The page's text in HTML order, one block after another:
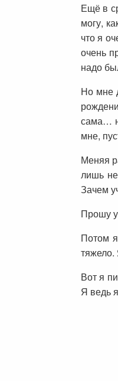
Ещё в
могу,
что я
очень
надо
Но мне
сама…
мне,
Меняя
лишь
Зачем
Прошу
Потом
тяжело.
Вот я
Я ведь